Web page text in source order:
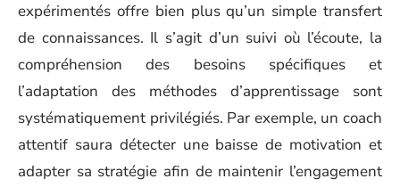
expérimentés offre bien plus qu’un simple transfert
de connaissances. Il s’agit d’un suivi où l’écoute, la
compréhension des besoins spécifiques et
l’adaptation des méthodes d’apprentissage sont
systématiquement privilégiés. Par exemple, un coach
attentif saura détecter une baisse de motivation et
adapter sa stratégie afin de maintenir l’engagement